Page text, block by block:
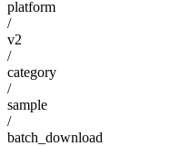
platform
/
v2
/
category
/
sample
/
batch_download